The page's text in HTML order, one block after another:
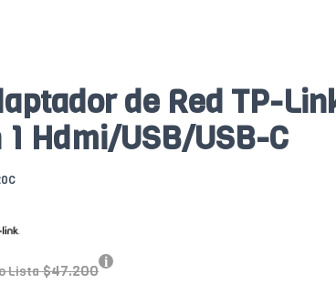
de Red TP-
1 Hdmi/USB/USB-C
Lista $47.200